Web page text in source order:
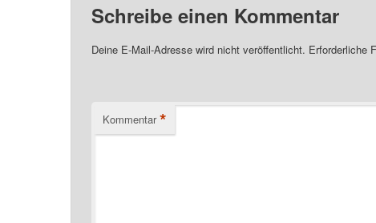
Schreibe einen Kommentar
Deine E-Mail-Adresse wird nicht veröffentlicht. Erforderliche
Kommentar *